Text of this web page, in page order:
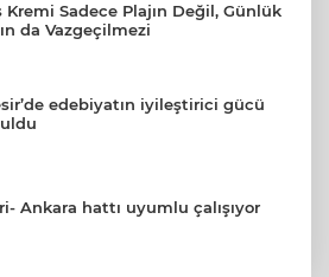
Kremi Sadece Plajın Değil, Günlük
da Vazgeçilmezi
edebiyatın iyileştirici gücü
Ankara hattı uyumlu çalışıyor